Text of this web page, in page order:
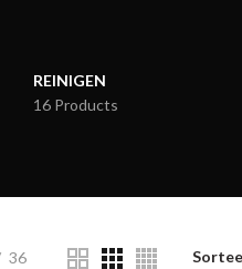
REINIGEN
16 Products
36